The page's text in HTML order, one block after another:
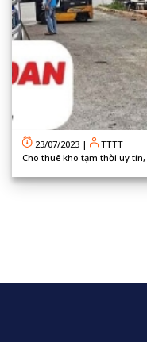
23/07/2023 |
TTTT
Cho thuê kho tạm thời uy